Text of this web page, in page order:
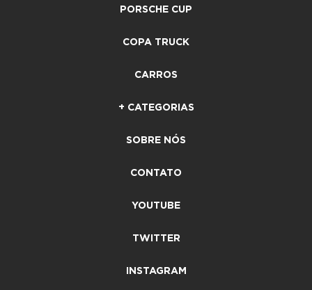
PORSCHE CUP
COPA TRUCK
CARROS
+ CATEGORIAS
SOBRE NÓS
CONTATO
YOUTUBE
TWITTER
INSTAGRAM